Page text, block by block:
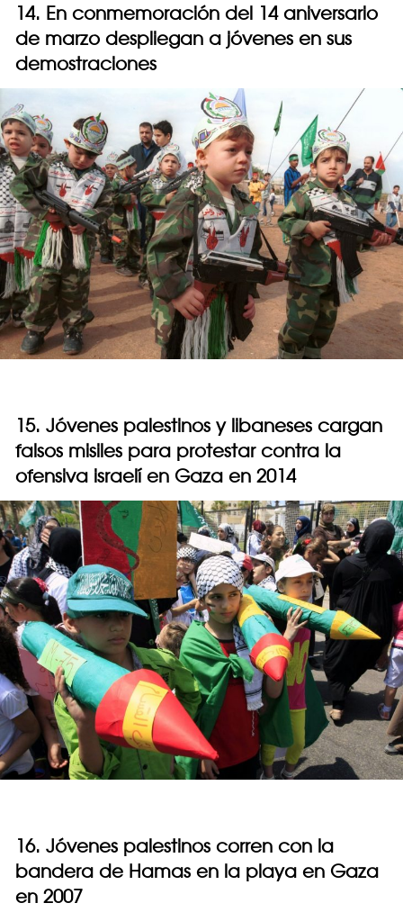
14. En conmemoración del 14 aniversario
de marzo despliegan a jóvenes en sus
demostraciones
15. Jóvenes palestinos y libaneses cargan
falsos misiles para protestar contra la
ofensiva israelí en Gaza en 2014
16. Jóvenes palestinos corren con la
bandera de Hamas en la playa en Gaza
en 2007